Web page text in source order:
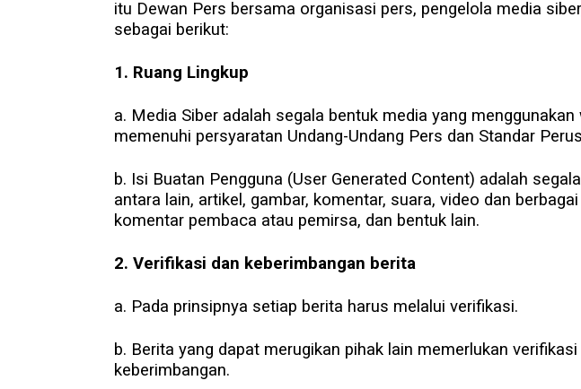
itu Dewan Pers bersama organisasi pers, pengelola media
sebagai berikut:
1. Ruang Lingkup
a. Media Siber adalah segala bentuk media yang
memenuhi persyaratan Undang-Undang Pers dan Standar
b. Isi Buatan Pengguna (User Generated Content) adalah
antara lain, artikel, gambar, komentar, suara, video dan
komentar pembaca atau pemirsa, dan bentuk lain.
2. Verifikasi dan keberimbangan berita
a. Pada prinsipnya setiap berita harus melalui verifikasi.
b. Berita yang dapat merugikan pihak lain memerlukan
keberimbangan.